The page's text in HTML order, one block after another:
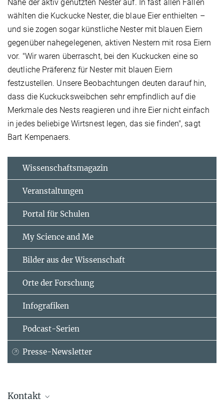
Nähe der aktiv genutzten Nester auf. In fast allen Fällen
wählten die Kuckucke Nester, die blaue Eier enthielten –
und sie zogen sogar künstliche Nester mit blauen Eiern
gegenüber nahegelegenen, aktiven Nestern mit rosa Eiern
vor. "Wir waren überrascht, bei den Kuckucken eine so
deutliche Präferenz für Nester mit blauen Eiern
festzustellen. Unsere Beobachtungen deuten darauf hin,
dass die Kuckucksweibchen sehr empfindlich auf die
Merkmale des Nests reagieren und ihre Eier nicht einfach
in jedes beliebige Wirtsnest legen, das sie finden", sagt
Bart Kempenaers.
Wissenschaftsmagazin
Veranstaltungen
Portal für Schulen
My Science and Me
Bilder aus der Wissenschaft
Orte der Forschung
Infografiken
Podcast-Serien
Presse-Newsletter
Kontakt